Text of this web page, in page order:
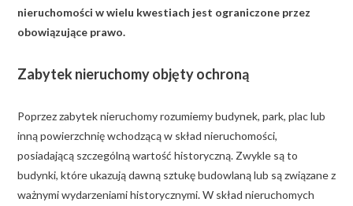
nieruchomości w wielu kwestiach jest ograniczone przez
obowiązujące prawo.
Zabytek nieruchomy objęty ochroną
Poprzez zabytek nieruchomy rozumiemy budynek, park, plac lub
inną powierzchnię wchodzącą w skład nieruchomości,
posiadającą szczególną wartość historyczną. Zwykle są to
budynki, które ukazują dawną sztukę budowlaną lub są związane z
ważnymi wydarzeniami historycznymi. W skład nieruchomych